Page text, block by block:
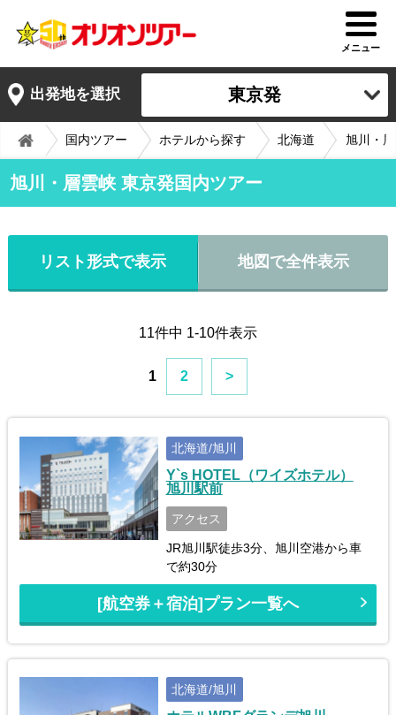
メニュー
出発地を選択 東京発
国内ツアー ホテルから探す 北海道 旭川・
旭川・層雲峡 東京発国内ツアー
リスト形式で表示 地図で全件表示
11件中 1-10件表示
1 2 >
北海道/旭川
Y`s HOTEL（ワイズホテル）
旭川駅前
アクセス
JR旭川駅徒歩3分、旭川空港から車
で約30分
[航空券＋宿泊]プラン一覧へ
北海道/旭川